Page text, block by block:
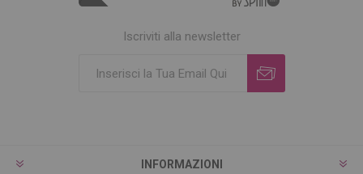
Iscriviti alla newsletter
INFORMAZIONI